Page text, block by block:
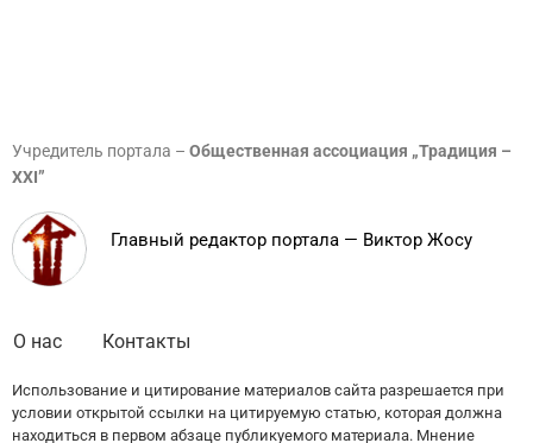
Учредитель портала – Общественная ассоциация „Традиция –
XXI”
Главный редактор портала — Виктор Жосу
О нас Контакты
Использование и цитирование материалов сайта разрешается при
условии открытой ссылки на цитируемую статью, которая должна
находиться в первом абзаце публикуемого материала. Мнение